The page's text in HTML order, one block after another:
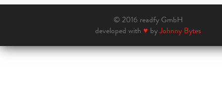
© 2016 readfy GmbH
developed with ♥ byJohnny Bytes